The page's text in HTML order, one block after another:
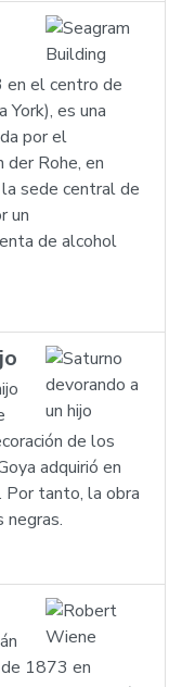
en el centro de
York), es una
por el
Rohe, en
la sede central de
un
de alcohol
de los
adquirió en
tanto, la obra
negras.
1873 en